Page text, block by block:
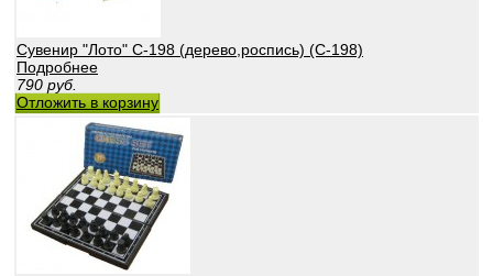
Сувенир "Лото" С-198 (дерево,роспись) (С-198)
Подробнее
790 руб.
Отложить в корзину